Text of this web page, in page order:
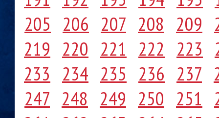
205 206 207 208 209
219 220 221 222 223
233 234 235 236 237
247 248 249 250 251